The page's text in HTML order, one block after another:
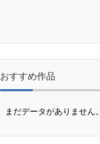
おすすめ作品
まだデータがありません。